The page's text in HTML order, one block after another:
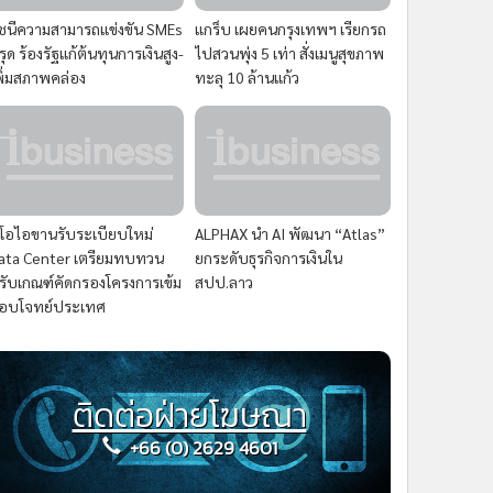
นีความสามารถแข่งขัน SMEs
ด ร้องรัฐแก้ต้นทุนการเงินสูง-
มสภาพคล่อง
แกร็บ เผยคนกรุงเทพฯ เรียกรถ
ไปสวนพุ่ง 5 เท่า สั่งเมนูสุขภาพ
ทะลุ 10 ล้านแก้ว
อไอขานรับระเบียบใหม่
Center เตรียมทบทวน
บเกณฑ์คัดกรองโครงการเข้ม
บโจทย์ประเทศ
ALPHAX นำ AI พัฒนา “Atlas”
ยกระดับธุรกิจการเงินใน
สปป.ลาว
ติดต่อฝ่ายโฆษณา
+66 (0) 2629 4601